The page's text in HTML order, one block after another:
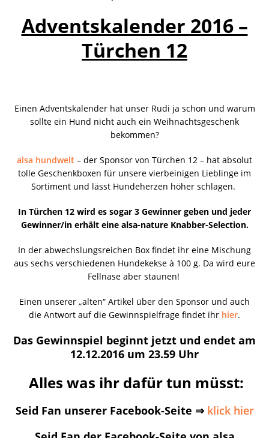
Adventskalender 2016 –
Türchen 12
Einen Adventskalender hat unser Rudi ja schon und warum
sollte ein Hund nicht auch ein Weihnachtsgeschenk
bekommen?
alsa hundwelt – der Sponsor von Türchen 12 – hat absolut
tolle Geschenkboxen für unsere vierbeinigen Lieblinge im
Sortiment und lässt Hundeherzen höher schlagen.
In Türchen 12 wird es sogar 3 Gewinner geben und jeder
Gewinner/in erhält eine alsa-nature Knabber-Selection.
In der abwechslungsreichen Box findet ihr eine Mischung
aus sechs verschiedenen Hundekekse à 100 g. Da wird eure
Fellnase aber staunen!
Einen unserer „alten“ Artikel über den Sponsor und auch
die Antwort auf die Gewinnspielfrage findet ihr hier.
Das Gewinnspiel beginnt jetzt und endet am
12.12.2016 um 23.59 Uhr
Alles was ihr dafür tun müsst:
Seid Fan unserer Facebook-Seite ⇒ klick hier